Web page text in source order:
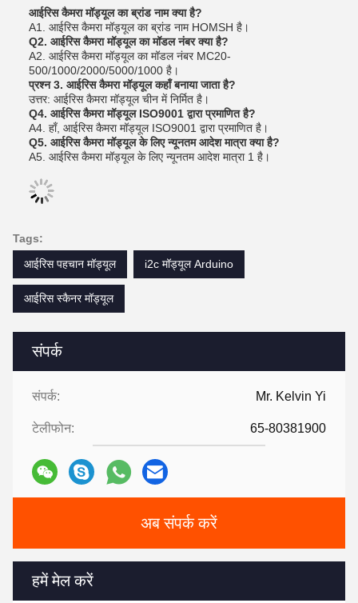
संपर्क
संपर्क: Mr. Kelvin Yi
टेलीफोन: 65-80381900
अब संपर्क करें
हमें मेल करें
आईरिस कैमरा मॉड्यूल का ब्रांड नाम क्या है?
A1. आईरिस कैमरा मॉड्यूल का ब्रांड नाम HOMSH है।
Q2. आईरिस कैमरा मॉड्यूल का मॉडल नंबर क्या है?
A2. आईरिस कैमरा मॉड्यूल का मॉडल नंबर MC20-
500/1000/2000/5000/1000 है।
प्रश्न 3. आईरिस कैमरा मॉड्यूल कहाँ बनाया जाता है?
उत्तर: आईरिस कैमरा मॉड्यूल चीन में निर्मित है।
Q4. आईरिस कैमरा मॉड्यूल ISO9001 द्वारा प्रमाणित है?
A4. हाँ, आईरिस कैमरा मॉड्यूल ISO9001 द्वारा प्रमाणित है।
Q5. आईरिस कैमरा मॉड्यूल के लिए न्यूनतम आदेश मात्रा क्या है?
A5. आईरिस कैमरा मॉड्यूल के लिए न्यूनतम आदेश मात्रा 1 है।
Tags:
आईरिस पहचान मॉड्यूल
i2c मॉड्यूल Arduino
आईरिस स्कैनर मॉड्यूल